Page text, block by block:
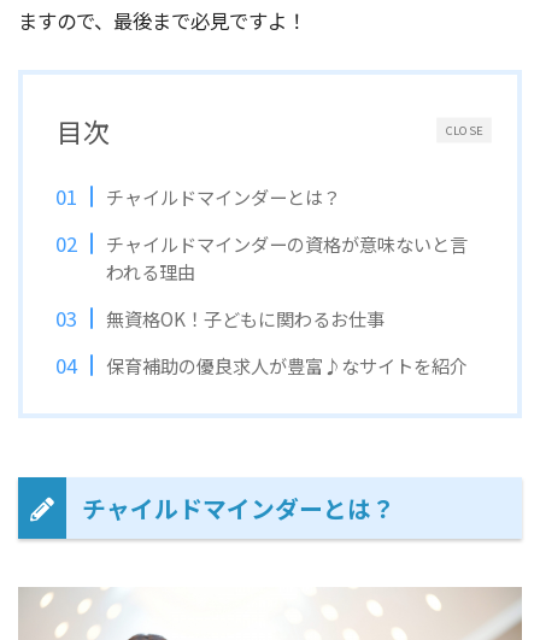
ますので、最後まで必見ですよ！
CLOSE
目次
チャイルドマインダーとは？
チャイルドマインダーの資格が意味ないと言
われる理由
無資格OK！子どもに関わるお仕事
保育補助の優良求人が豊富♪なサイトを紹介
チャイルドマインダーとは？